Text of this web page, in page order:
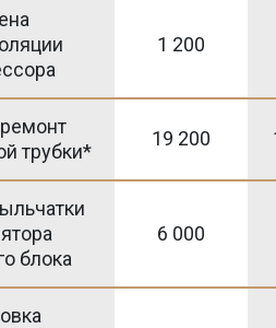
1 200
трубки*
19 200
блока
6 000